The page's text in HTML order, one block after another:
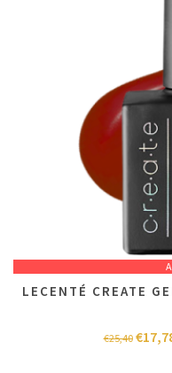
LECENTÉ CREATE
€25,40 €